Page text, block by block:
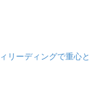
リーディングで重心と